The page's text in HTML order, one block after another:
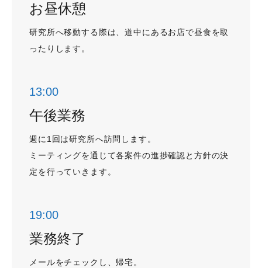
お昼休憩
研究所へ移動する際は、道中にあるお店で昼食を取
ったりします。
13:00
午後業務
週に1回は研究所へ訪問します。
ミーティングを通じて各案件の進捗確認と方針の決
定を行っていきます。
19:00
業務終了
メールをチェックし、帰宅。